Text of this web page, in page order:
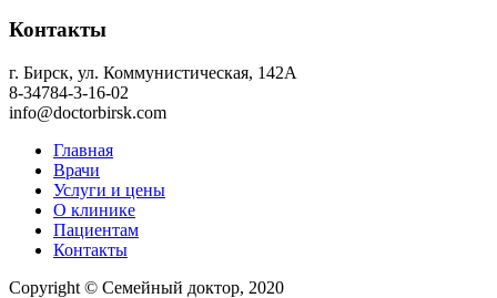
Контакты
г. Бирск, ул. Коммунистическая, 142А
8-34784-3-16-02
info@doctorbirsk.com
Главная
Врачи
Услуги и цены
О клинике
Пациентам
Контакты
Copyright © Семейный доктор, 2020